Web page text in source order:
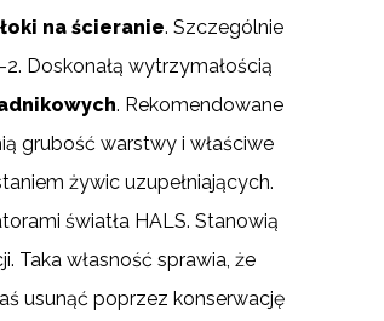
na ścieranie. Szczególnie
Doskonałą wytrzymałością
. Rekomendowane
grubość warstwy i właściwe
żywic uzupełniających.
światła HALS. Stanowią
własność sprawia, że
usunąć poprzez konserwację